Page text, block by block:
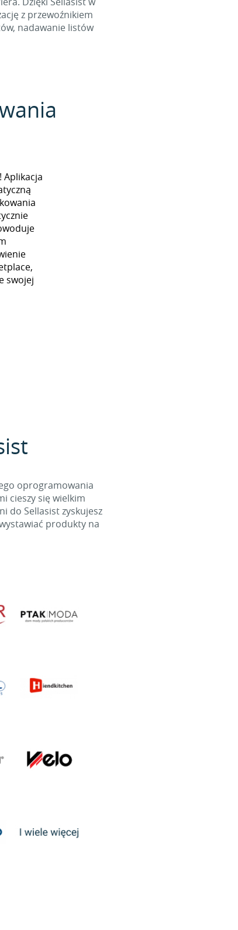
z przewoźnikiem
nadawanie listów
Aplikacja
swojej
oprogramowania
cieszy się wielkim
do Sellasist zyskujesz
produkty na